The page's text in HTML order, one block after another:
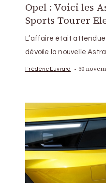
Opel : Voici les
Sports Tourer
L’affaire était attendue
dévoile la nouvelle
Frédéric Euvrard 30